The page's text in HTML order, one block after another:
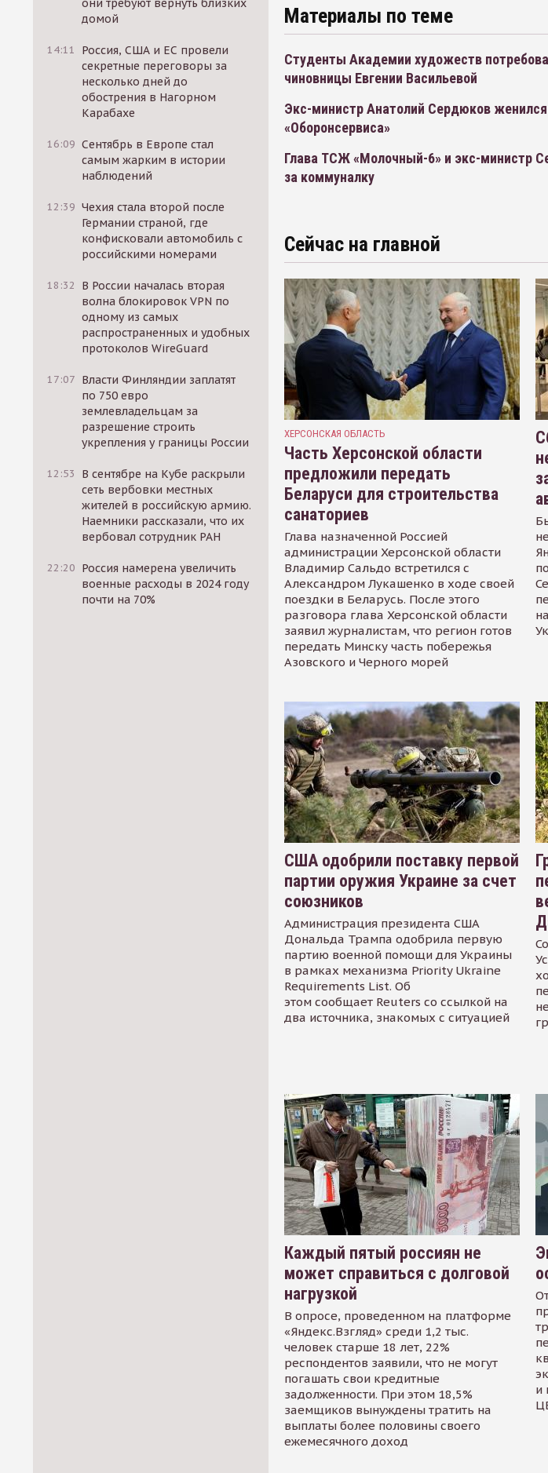
они требуют вернуть близких
домой
14:11
Россия, США и ЕС провели
секретные переговоры за
несколько дней до
обострения в Нагорном
Карабахе
16:09 Сентябрь в Европе стал
самым жарким в истории
наблюдений
12:39 Чехия стала второй после
Германии страной, где
конфисковали автомобиль с
российскими номерами
18:32
В России началась вторая
волна блокировок VPN по
одному из самых
распространенных и удобных
протоколов WireGuard
17:07 Власти Финляндии заплатят
по 750 евро
землевладельцам за
разрешение строить
укрепления у границы России
12:53
В сентябре на Кубе раскрыли
сеть вербовки местных
жителей в российскую армию.
Наемники рассказали, что их
вербовал сотрудник РАН
22:20 Россия намерена увеличить
военные расходы в 2024 году
почти на 70%
Материалы по теме
Студенты Академии художеств
чиновницы Евгении Васильевой
Экс-министр Анатолий Сердюков
«Оборонсервиса»
Глава ТСЖ «Молочный-6» и экс-министр
за коммуналку
Сейчас на главной
ХЕРСОНСКАЯ ОБЛАСТЬ
Часть Херсонской области
предложили передать
Беларуси для строительства
санаториев
Глава назначенной Россией
администрации Херсонской области
Владимир Сальдо встретился с
Александром Лукашенко в ходе своей
поездки в Беларусь. После этого
разговора глава Херсонской области
заявил журналистам, что регион готов
передать Минску часть побережья
Азовского и Черного морей
США одобрили поставку первой
партии оружия Украине за счет
союзников
Администрация президента США
Дональда Трампа одобрила первую
партию военной помощи для Украины
в рамках механизма Priority Ukraine
Requirements List. Об
этом сообщает Reuters со ссылкой на
два источника, знакомых с ситуацией
Каждый пятый россиян не
может справиться с долговой
нагрузкой
В опросе, проведенном на платформе
«Яндекс.Взгляд» среди 1,2 тыс.
человек старше 18 лет, 22%
респондентов заявили, что не могут
погашать свои кредитные
задолженности. При этом 18,5%
заемщиков вынуждены тратить на
выплаты более половины своего
ежемесячного доход
и